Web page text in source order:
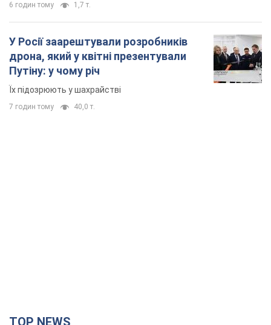
6 годин тому 1,7 т.
У Росії заарештували розробників
дрона, який у квітні презентували
Путіну: у чому річ
Їх підозрюють у шахрайстві
7 годин тому 40,0 т.